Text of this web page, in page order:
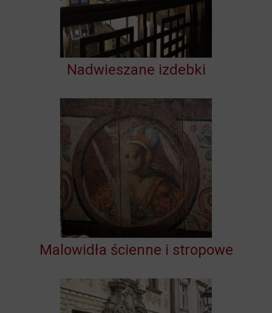
Nadwieszane izdebki
Malowidła ścienne i stropowe